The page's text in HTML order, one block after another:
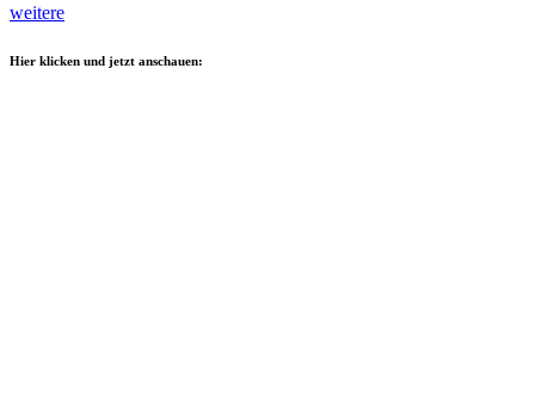
weitere
Hier klicken und jetzt anschauen: